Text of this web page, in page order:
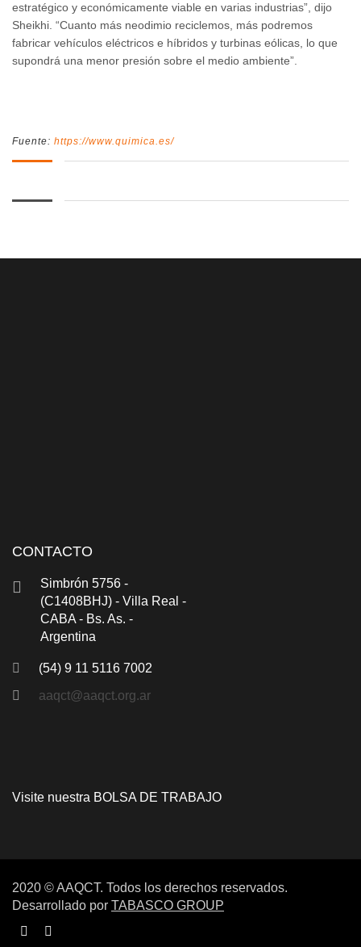
estratégico y económicamente viable en varias industrias”, dijo
Sheikhi. “Cuanto más neodimio reciclemos, más podremos
fabricar vehículos eléctricos e híbridos y turbinas eólicas, lo que
supondrá una menor presión sobre el medio ambiente”.
Fuente: https://www.quimica.es/
CONTACTO
Simbrón 5756 -
(C1408BHJ) - Villa Real -
CABA - Bs. As. -
Argentina
(54) 9 11 5116 7002
aaqct@aaqct.org.ar
Visite nuestra BOLSA DE TRABAJO
2020 © AAQCT. Todos los derechos reservados.
Desarrollado por TABASCO GROUP